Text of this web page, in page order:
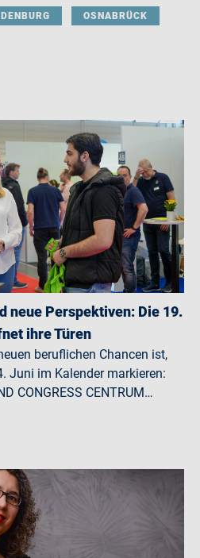
OSNABRÜCK
neue Perspektiven: Die 19.
ihre Türen
beruflichen Chancen ist,
Juni im Kalender markieren:
CONGRESS CENTRUM…